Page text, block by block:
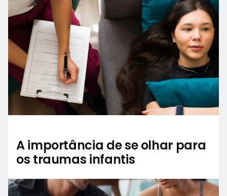
A importância de se olhar para
os traumas infantis